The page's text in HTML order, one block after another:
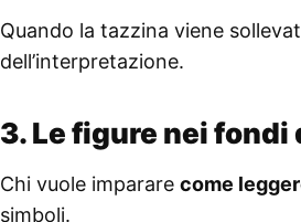
Quando la tazzina viene
dell’interpretazione.
3. Le figure nei
Chi vuole imparare come
simboli.